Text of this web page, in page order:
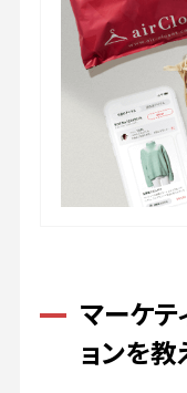
マーケテ
ョンを教